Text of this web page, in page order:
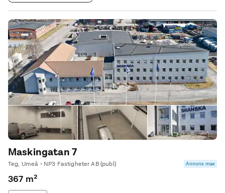
Maskingatan 7
Teg, Umeå • NP3 Fastigheter AB (publ) Annons max
367 m²